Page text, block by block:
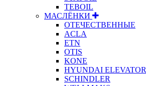
TEBOIL
МАСЛЁНКИ
ОТЕЧЕСТВЕННЫЕ
ACLA
ETN
OTIS
KONE
HYUNDAI ELEVATOR
SCHINDLER